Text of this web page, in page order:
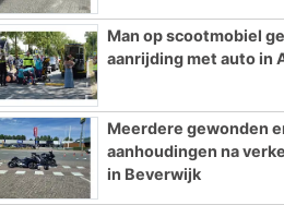
Man op scootmobiel
aanrijding met auto in
Meerdere gewonden
aanhoudingen na
in Beverwijk